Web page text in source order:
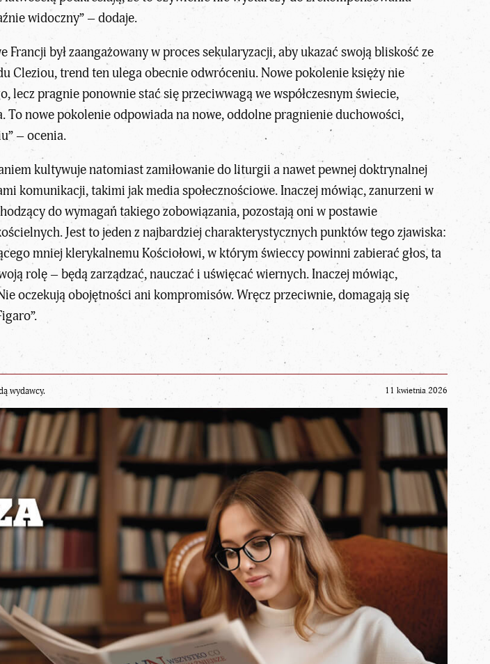
widoczny” – dodaje.
Francji był zaangażowany w proces sekularyzacji, aby ukazać swoją bliskość ze
Cleziou, trend ten ulega obecnie odwróceniu. Nowe pokolenie księży nie
lecz pragnie ponownie stać się przeciwwagą we współczesnym świecie,
nowe pokolenie odpowiada na nowe, oddolne pragnienie duchowości,
– ocenia.
kultywuje natomiast zamiłowanie do liturgii a nawet pewnej doktrynalnej
komunikacji, takimi jak media społecznościowe. Inaczej mówiąc, zanurzeni w
do wymagań takiego zobowiązania, pozostają oni w postawie
Jest to jeden z najbardziej charakterystycznych punktów tego zjawiska:
mniejklerykalnemu Kościołowi, w którym świeccy powinni zabierać głos, ta
rolę – będą zarządzać, nauczać i uświęcać wiernych. Inaczej mówiąc,
oczekują obojętności ani kompromisów. Wręcz przeciwnie, domagają się
.
wydawcy. 11 kwietnia 2026